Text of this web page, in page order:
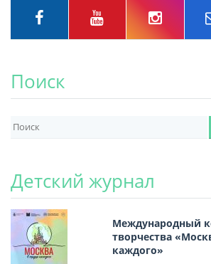
Поиск
Детский журнал
Международный
творчества
каждого»